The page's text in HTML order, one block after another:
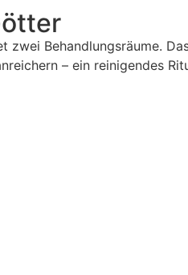
zwei Behandlungsräume.
– ein reinigendes